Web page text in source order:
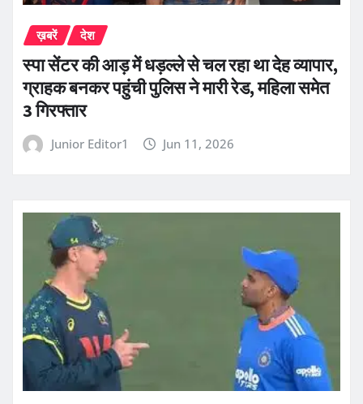
ख़बरें देश
स्पा सेंटर की आड़ में धड़ल्ले से चल रहा था देह व्यापार,
ग्राहक बनकर पहुंची पुलिस ने मारी रेड, महिला समेत
3 गिरफ्तार
Junior Editor1 Jun 11, 2026